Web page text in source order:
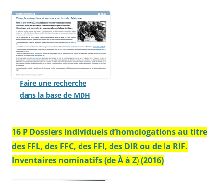
Faire une recherche
dans la base de MDH
16 P Dossiers individuels d’homologations au titre
des FFL, des FFC, des FFI, des DIR ou de la RIF.
Inventaires nominatifs (de À à Z) (2016)